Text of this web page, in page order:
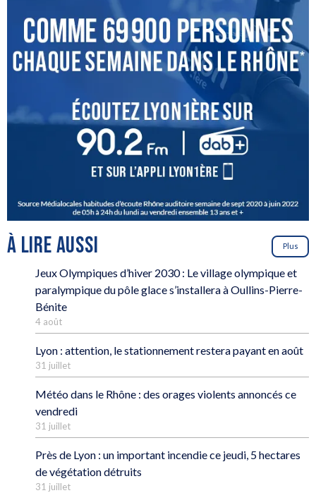
À LIRE AUSSI Plus
Jeux Olympiques d’hiver 2030 : Le village olympique et
paralympique du pôle glace s’installera à Oullins-Pierre-
Bénite
4 août
Lyon : attention, le stationnement restera payant en août
31 juillet
Météo dans le Rhône : des orages violents annoncés ce
vendredi
31 juillet
Près de Lyon : un important incendie ce jeudi, 5 hectares
de végétation détruits
31 juillet